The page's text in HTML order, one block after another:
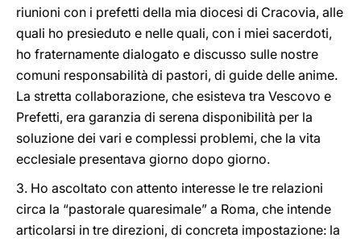
riunioni con i prefetti della mia diocesi di Cracovia, alle
quali ho presieduto e nelle quali, con i miei sacerdoti,
ho fraternamente dialogato e discusso sulle nostre
comuni responsabilità di pastori, di guide delle anime.
La stretta collaborazione, che esisteva tra Vescovo e
Prefetti, era garanzia di serena disponibilità per la
soluzione dei vari e complessi problemi, che la vita
ecclesiale presentava giorno dopo giorno.
3. Ho ascoltato con attento interesse le tre relazioni
circa la “pastorale quaresimale” a Roma, che intende
articolarsi in tre direzioni, di concreta impostazione: la